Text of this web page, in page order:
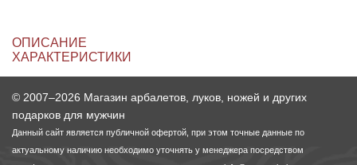
ОПИСАНИЕ
ХАРАКТЕРИСТИКИ
© 2007–2026 Магазин арбалетов, луков, ножей и других
подарков для мужчин
Данный сайт является публичной офертой, при этом точные данные по
актуальному наличию необходимо уточнять у менеджера посредством